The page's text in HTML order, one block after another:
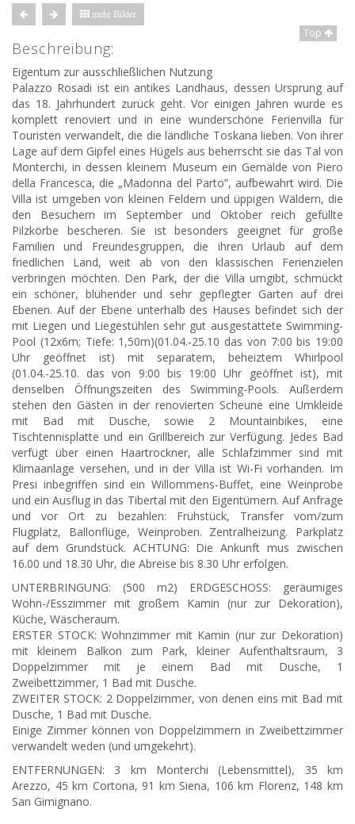
mehr Bilder
Top
Beschreibung:
Eigentum zur ausschließlichen Nutzung
Palazzo Rosadi ist ein antikes Landhaus, dessen Ursprung auf
das 18. Jahrhundert zurück geht. Vor einigen Jahren wurde es
komplett renoviert und in eine wunderschöne Ferienvilla für
Touristen verwandelt, die die ländliche Toskana lieben. Von ihrer
Lage auf dem Gipfel eines Hügels aus beherrscht sie das Tal von
Monterchi, in dessen kleinem Museum ein Gemälde von Piero
della Francesca, die „Madonna del Parto”, aufbewahrt wird. Die
Villa ist umgeben von kleinen Feldern und üppigen Wäldern, die
den Besuchern im September und Oktober reich gefüllte
Pilzkörbe bescheren. Sie ist besonders geeignet für große
Familien und Freundesgruppen, die ihren Urlaub auf dem
friedlichen Land, weit ab von den klassischen Ferienzielen
verbringen möchten. Den Park, der die Villa umgibt, schmückt
ein schöner, blühender und sehr gepflegter Garten auf drei
Ebenen. Auf der Ebene unterhalb des Hauses befindet sich der
mit Liegen und Liegestühlen sehr gut ausgestattete Swimming-
Pool (12x6m; Tiefe: 1,50m)(01.04.-25.10 das von 7:00 bis 19:00
Uhr geöffnet ist) mit separatem, beheiztem Whirlpool
(01.04.-25.10. das von 9:00 bis 19:00 Uhr geöffnet ist), mit
denselben Öffnungszeiten des Swimming-Pools. Außerdem
stehen den Gästen in der renovierten Scheune eine Umkleide
mit Bad mit Dusche, sowie 2 Mountainbikes, eine
Tischtennisplatte und ein Grillbereich zur Verfügung. Jedes Bad
verfügt über einen Haartrockner, alle Schlafzimmer sind mit
Klimaanlage versehen, und in der Villa ist Wi-Fi vorhanden. Im
Presi inbegriffen sind ein Willommens-Buffet, eine Weinprobe
und ein Ausflug in das Tibertal mit den Eigentümern. Auf Anfrage
und vor Ort zu bezahlen: Frühstück, Transfer vom/zum
Flugplatz, Ballonflüge, Weinproben. Zentralheizung. Parkplatz
auf dem Grundstück. ACHTUNG: Die Ankunft mus zwischen
16.00 und 18.30 Uhr, die Abreise bis 8.30 Uhr erfolgen.
UNTERBRINGUNG: (500 m2) ERDGESCHOSS: geräumiges
Wohn-/Esszimmer mit großem Kamin (nur zur Dekoration),
Küche, Wäscheraum.
ERSTER STOCK: Wohnzimmer mit Kamin (nur zur Dekoration)
mit kleinem Balkon zum Park, kleiner Aufenthaltsraum, 3
Doppelzimmer mit je einem Bad mit Dusche, 1
Zweibettzimmer, 1 Bad mit Dusche.
ZWEITER STOCK: 2 Doppelzimmer, von denen eins mit Bad mit
Dusche, 1 Bad mit Dusche.
Einige Zimmer können von Doppelzimmern in Zweibettzimmer
verwandelt weden (und umgekehrt).
ENTFERNUNGEN: 3 km Monterchi (Lebensmittel), 35 km
Arezzo, 45 km Cortona, 91 km Siena, 106 km Florenz, 148 km
San Gimignano.